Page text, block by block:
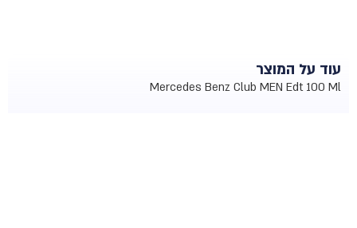
עוד על המוצר
Mercedes Benz Club MEN Edt 100 Ml